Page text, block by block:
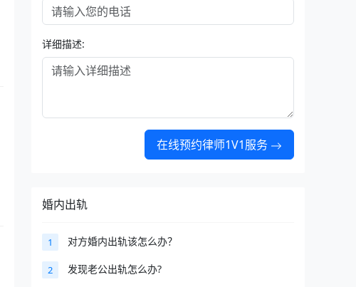
详细描述:
在线预约律师1V1服务
婚内出轨
1 对方婚内出轨该怎么办？
2 发现老公出轨怎么办?